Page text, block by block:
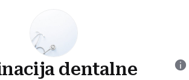
dentalne